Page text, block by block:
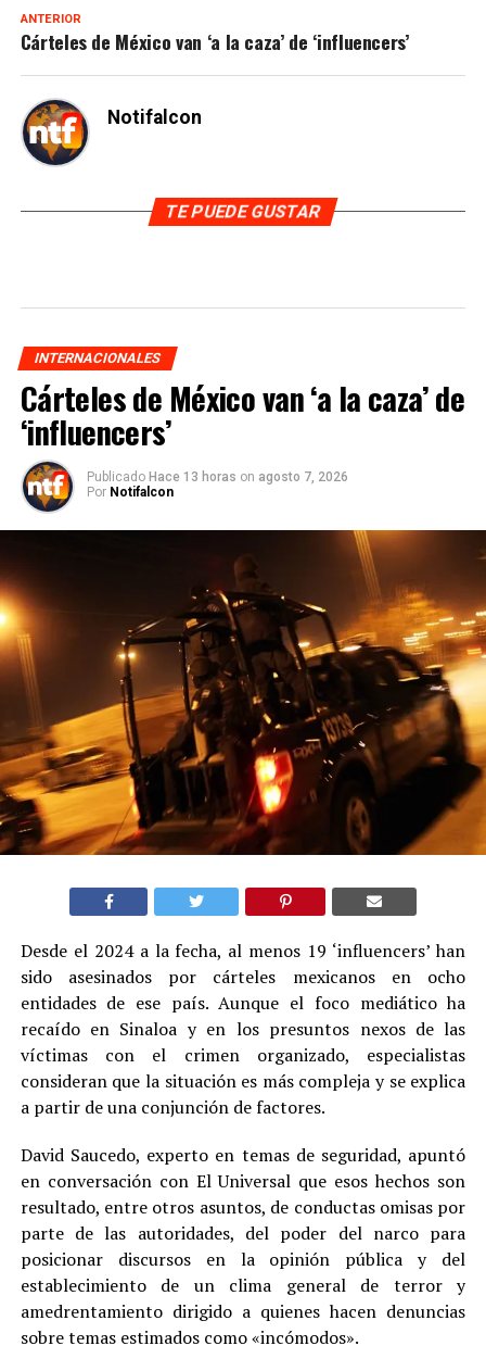
ANTERIOR
Cárteles de México van ‘a la caza’ de ‘influencers’
Notifalcon
TE PUEDE GUSTAR
INTERNACIONALES
Cárteles de México van ‘a la caza’ de
‘influencers’
Publicado Hace 13 horas on agosto 7, 2026
Por Notifalcon
Desde el 2024 a la fecha, al menos 19 ‘influencers’ han
sido asesinados por cárteles mexicanos en ocho
entidades de ese país. Aunque el foco mediático ha
recaído en Sinaloa y en los presuntos nexos de las
víctimas con el crimen organizado, especialistas
consideran que la situación es más compleja y se explica
a partir de una conjunción de factores.
David Saucedo, experto en temas de seguridad, apuntó
en conversación con El Universal que esos hechos son
resultado, entre otros asuntos, de conductas omisas por
parte de las autoridades, del poder del narco para
posicionar discursos en la opinión pública y del
establecimiento de un clima general de terror y
amedrentamiento dirigido a quienes hacen denuncias
sobre temas estimados como «incómodos».